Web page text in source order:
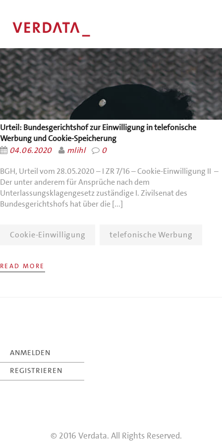
Urteil: Bundesgerichtshof zur Einwilligung in telefonische
Werbung und Cookie-Speicherung
04.06.2020
mlihl
0
BGH, Urteil vom 28.05.2020 – I ZR 7/16 – Cookie-Einwilligung II –
Der unter anderem für Ansprüche nach dem
Unterlassungsklagengesetz zuständige I. Zivilsenat des
Bundesgerichtshofs hat über die [...]
Cookie-Einwilligung telefonische Werbung
READ MORE
ANMELDEN
REGISTRIEREN
© 2016 Verdata. All Rights Reserved.